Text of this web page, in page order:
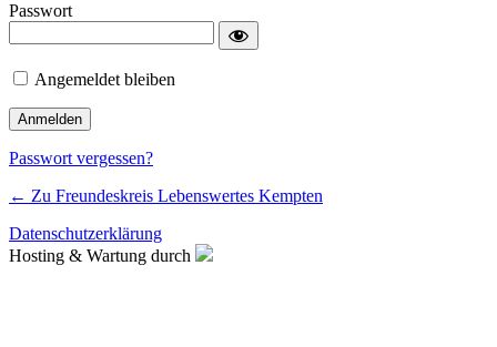
Passwort
Angemeldet bleiben
Passwort vergessen?
← Zu Freundeskreis Lebenswertes Kempten
Datenschutzerklärung
Hosting & Wartung durch